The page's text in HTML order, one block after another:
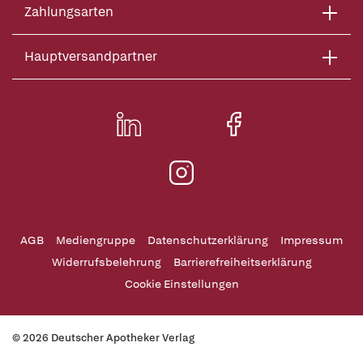
Zahlungsarten
Hauptversandpartner
AGB Mediengruppe Datenschutzerklärung
Impressum
Widerrufsbelehrung
Barrierefreiheitserklärung
Cookie Einstellungen
© 2026 Deutscher Apotheker Verlag